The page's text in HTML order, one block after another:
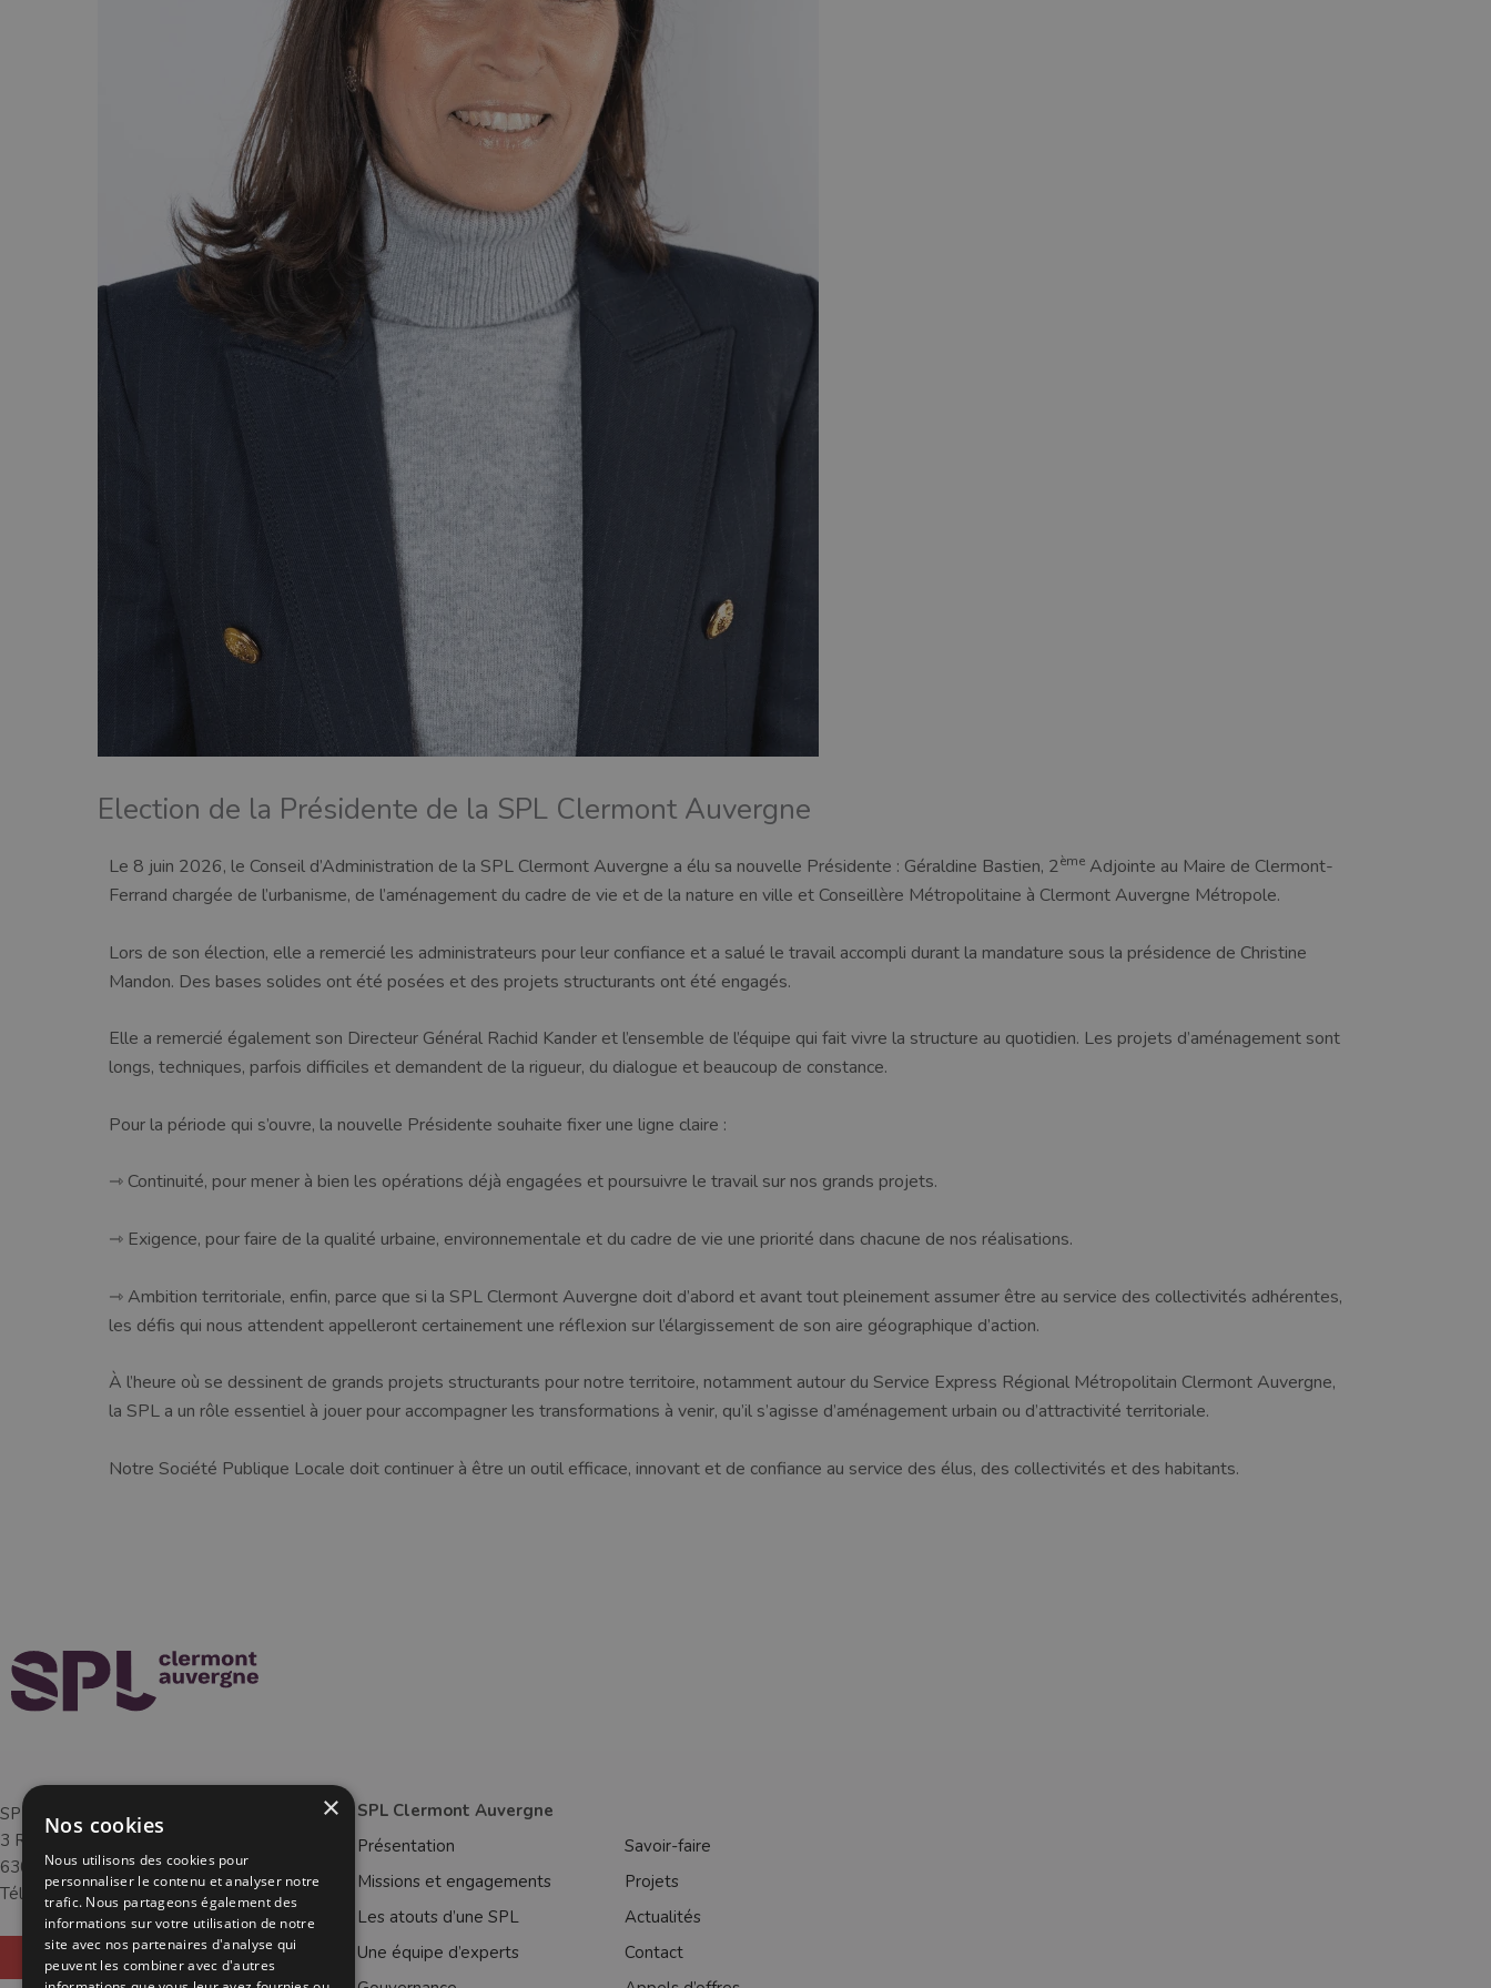
Election de la Présidente de la SPL Clermont Auvergne
Le 8 juin 2026, le Conseil d’Administration de la SPL Clermont Auvergne a élu sa nouvelle Présidente : Géraldine Bastien, 2ème Adjointe au Maire de Clermont-
Ferrand chargée de l’urbanisme, de l’aménagement du cadre de vie et de la nature en ville et Conseillère Métropolitaine à Clermont Auvergne Métropole.
Lors de son élection, elle a remercié les administrateurs pour leur confiance et a salué le travail accompli durant la mandature sous la présidence de Christine
Mandon. Des bases solides ont été posées et des projets structurants ont été engagés.
Elle a remercié également son Directeur Général Rachid Kander et l’ensemble de l’équipe qui fait vivre la structure au quotidien. Les projets d’aménagement sont
longs, techniques, parfois difficiles et demandent de la rigueur, du dialogue et beaucoup de constance.
Pour la période qui s’ouvre, la nouvelle Présidente souhaite fixer une ligne claire :
⇾ Continuité, pour mener à bien les opérations déjà engagées et poursuivre le travail sur nos grands projets.
⇾ Exigence, pour faire de la qualité urbaine, environnementale et du cadre de vie une priorité dans chacune de nos réalisations.
⇾ Ambition territoriale, enfin, parce que si la SPL Clermont Auvergne doit d’abord et avant tout pleinement assumer être au service des collectivités adhérentes,
les défis qui nous attendent appelleront certainement une réflexion sur l’élargissement de son aire géographique d’action.
À l’heure où se dessinent de grands projets structurants pour notre territoire, notamment autour du Service Express Régional Métropolitain Clermont Auvergne,
la SPL a un rôle essentiel à jouer pour accompagner les transformations à venir, qu’il s’agisse d’aménagement urbain ou d’attractivité territoriale.
Notre Société Publique Locale doit continuer à être un outil efficace, innovant et de confiance au service des élus, des collectivités et des habitants.
SPL Clermont Auvergne
3 Rue Louis Rosier
63000 CLERMONT-FERRAND
Tél :
04 73 28 69 64
NOUS CONTACTER
SPL Clermont Auvergne
Présentation
Missions et engagements
Les atouts d’une SPL
Une équipe d’experts
Savoir-faire
Projets
Actualités
Contact
×
Nos cookies
Nous utilisons des cookies pour
personnaliser le contenu et analyser notre
trafic. Nous partageons également des
informations sur votre utilisation de notre
site avec nos partenaires d'analyse qui
peuvent les combiner avec d'autres